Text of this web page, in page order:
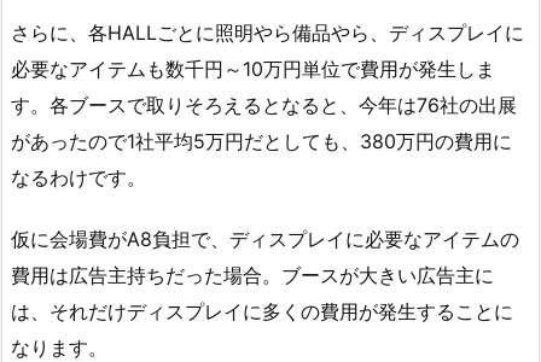
さらに、各HALLごとに照明やら備品やら、ディスプレイに
必要なアイテムも数千円～10万円単位で費用が発生しま
す。各ブースで取りそろえるとなると、今年は76社の出展
があったので1社平均5万円だとしても、380万円の費用に
なるわけです。
仮に会場費がA8負担で、ディスプレイに必要なアイテムの
費用は広告主持ちだった場合。ブースが大きい広告主に
は、それだけディスプレイに多くの費用が発生することに
なります。